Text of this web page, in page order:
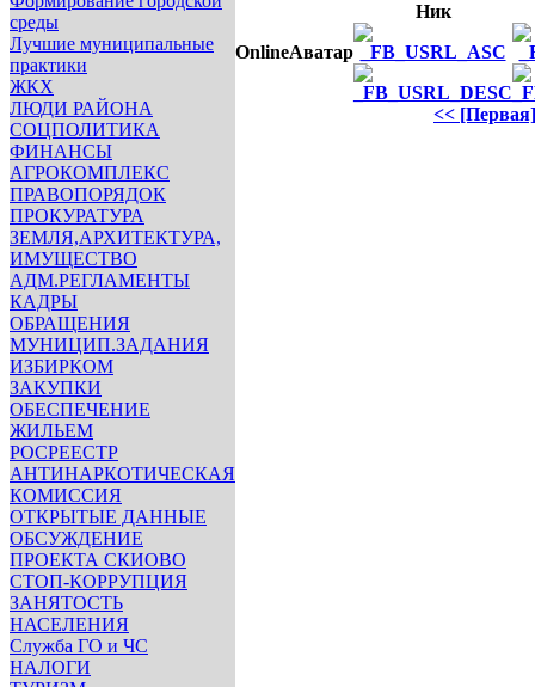
среды
Лучшие муниципальные
практики
ЖКХ
ЛЮДИ РАЙОНА
СОЦПОЛИТИКА
ФИНАНСЫ
АГРОКОМПЛЕКС
ПРАВОПОРЯДОК
ПРОКУРАТУРА
ЗЕМЛЯ,АРХИТЕКТУРА,
ИМУЩЕСТВО
АДМ.РЕГЛАМЕНТЫ
КАДРЫ
ОБРАЩЕНИЯ
МУНИЦИП.ЗАДАНИЯ
ИЗБИРКОМ
ЗАКУПКИ
ОБЕСПЕЧЕНИЕ
ЖИЛЬЕМ
РОСРЕЕСТР
АНТИНАРКОТИЧЕСКАЯ
КОМИССИЯ
ОТКРЫТЫЕ ДАННЫЕ
ОБСУЖДЕНИЕ
ПРОЕКТА СКИОВО
СТОП-КОРРУПЦИЯ
ЗАНЯТОСТЬ
НАСЕЛЕНИЯ
Служба ГО и ЧС
НАЛОГИ
OnlineАватар
Ник
<< [Первая]